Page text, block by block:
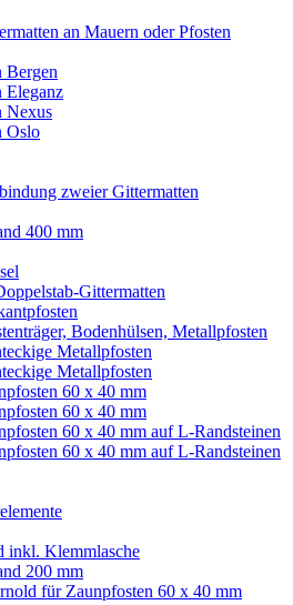
an Mauern oder Pfosten
Bergen
Eleganz
Nexus
Oslo
zweier Gittermatten
400 mm
Gittermatten
Bodenhülsen, Metallpfosten
Metallpfosten
Metallpfosten
60 x 40 mm
60 x 40 mm
60 x 40 mm auf L-Randsteinen
60 x 40 mm auf L-Randsteinen
inkl. Klemmlasche
200 mm
für Zaunpfosten 60 x 40 mm